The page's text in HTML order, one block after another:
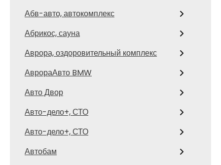
Абв-авто, автокомплекс
Абрикос, сауна
Аврора, оздоровительный комплекс
АврораАвто BMW
Авто Двор
Авто-дело+, СТО
Авто-дело+, СТО
Автобам